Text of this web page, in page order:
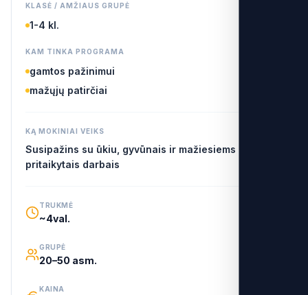
KLASĖ / AMŽIAUS GRUPĖ
1-4 kl.
KAM TINKA PROGRAMA
gamtos pažinimui
mažųjų patirčiai
KĄ MOKINIAI VEIKS
Susipažins su ūkiu, gyvūnais ir mažiesiems
pritaikytais darbais
TRUKMĖ
~4val.
GRUPĖ
20–50 asm.
KAINA